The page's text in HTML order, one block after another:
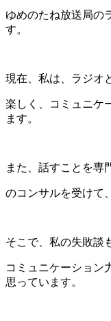
ゆめのたね放送局の
す。
現在、私は、ラジオ
楽しく、コミュニケ
ます。
また、話すことを専
のコンサルを受けて
そこで、私の失敗談
コミュニケーション
思っています。